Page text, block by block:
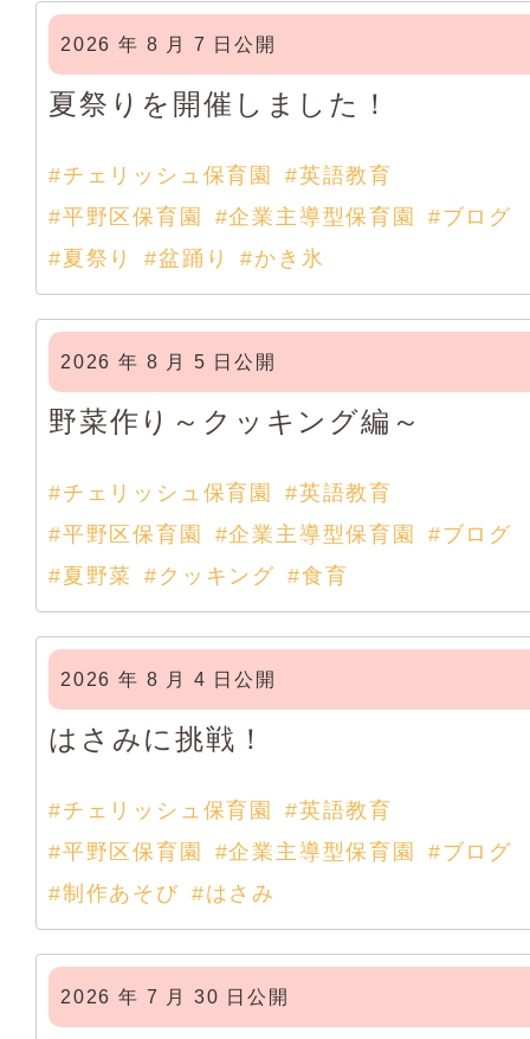
2026 年 8 月 7 日公開
夏祭りを開催しました！
#チェリッシュ保育園
#英語教育
#平野区保育園
#企業主導型保育園
#ブログ
#夏祭り
#盆踊り #かき氷
2026 年 8 月 5 日公開
野菜作り～クッキング編～
#チェリッシュ保育園
#英語教育
#平野区保育園
#企業主導型保育園
#ブログ
#夏野菜
#クッキング #食育
2026 年 8 月 4 日公開
はさみに挑戦！
#チェリッシュ保育園
#英語教育
#平野区保育園
#企業主導型保育園
#ブログ
#制作あそび #はさみ
2026 年 7 月 30 日公開